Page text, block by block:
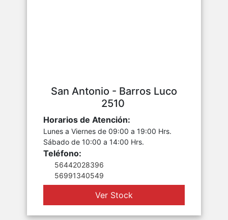
San Antonio - Barros Luco
2510
Horarios de Atención:
Lunes a Viernes de 09:00 a 19:00 Hrs.
Sábado de 10:00 a 14:00 Hrs.
Teléfono:
56442028396
56991340549
Ver Stock